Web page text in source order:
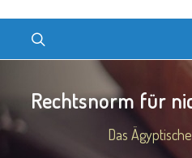
Rechtsnorm für
Das